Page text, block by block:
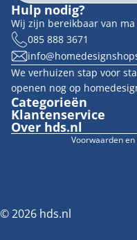
Hulp nodig?
Wij zijn bereikbaar van
085 888 3671
We verhuizen stap voor
openen nog op
Categorieën
Klantenservice
Over hds.nl
© 2026 hds.nl
Voorwaarden
Contactgegevens
Terugbetalingsbeleid
Algemene voorwaarden
Verzendbeleid
Wettelijke kennisgeving
Cookievoorkeuren